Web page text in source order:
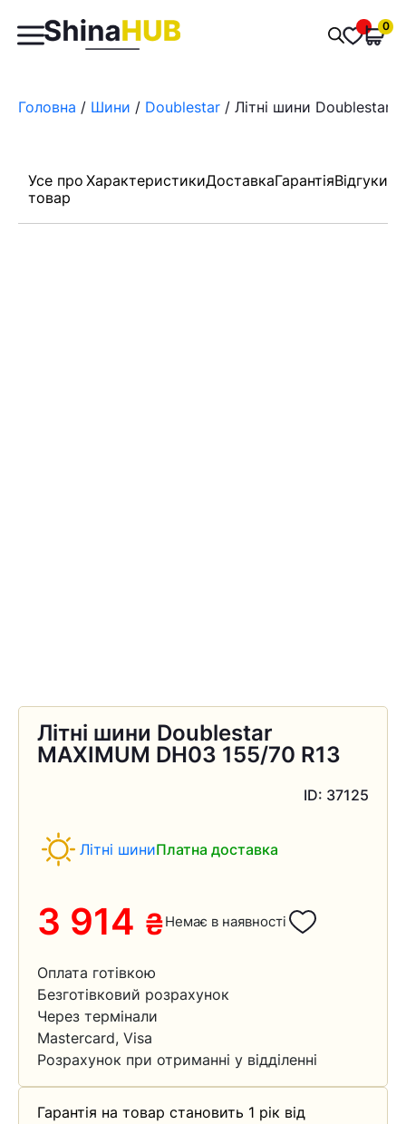
Пошук
товарів
0
Головна / Шини / Doublestar / Літні шини Doublestar
Усе про
товар
ХарактеристикиДоставкаГарантіяВідгуки
Літні шини Doublestar
MAXIMUM DH03 155/70 R13
ID: 37125
Літні шиниПлатна доставка
3 914 ₴Немає в наявності
Оплата готівкою
Безготівковий розрахунок
Через термінали
Mastercard, Visa
Розрахунок при отриманні у відділенні
Гарантія на товар становить 1 рік від